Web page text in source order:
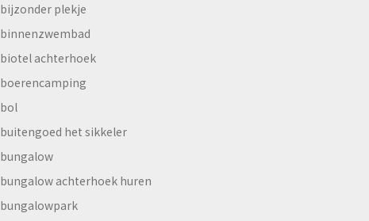
bijzonder plekje
binnenzwembad
biotel achterhoek
boerencamping
bol
buitengoed het sikkeler
bungalow
bungalow achterhoek huren
bungalowpark